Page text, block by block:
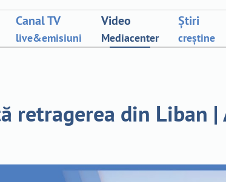
Canal TV
live&emisiuni
Video
Mediacenter
Știri
creștine
retragerea din Liban |